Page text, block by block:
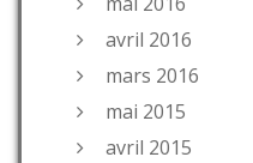
avril 2016
mars 2016
mai 2015
avril 2015